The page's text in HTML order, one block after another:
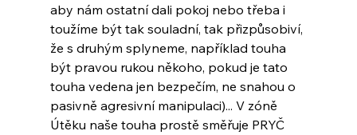
aby nám ostatní dali pokoj nebo třeba i
toužíme být tak souladní, tak přizpůsobiví,
že s druhým splyneme, například touha
být pravou rukou někoho, pokud je tato
touha vedena jen bezpečím, ne snahou o
pasivně agresivní manipulaci)... V zóně
Útěku naše touha prostě směřuje PRYČ